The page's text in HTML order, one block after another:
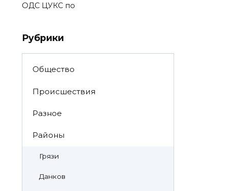
ОДС ЦУКС по
Рубрики
Общество
Происшествия
Разное
Районы
Грязи
Данков